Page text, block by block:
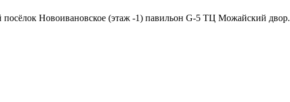
посёлок Новоивановское (этаж -1) павильон G-5 ТЦ Можайский двор.